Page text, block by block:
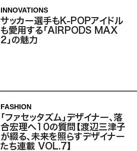
INNOVATIONS
サッカー選手もK-POPアイドル
も愛用する「AIRPODS MAX
2」の魅力
FASHION
「ファセッタズム」デザイナー、落
合宏理へ10の質問【渡辺三津子
が綴る、未来を照らすデザイナー
たち連載 VOL.7】